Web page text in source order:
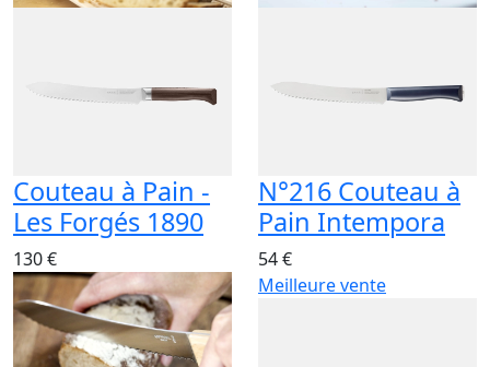
Couteau à Pain -
Les Forgés 1890
130 €
N°216 Couteau à
Pain Intempora
54 €
Meilleure vente